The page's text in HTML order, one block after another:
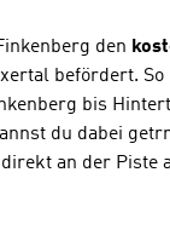
den
befördert. So
bis
du dabei
an der Piste